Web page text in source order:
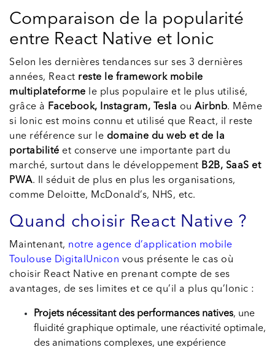
Comparaison de la popularité
entre React Native et Ionic
Selon les dernières tendances sur ses 3 dernières
années, React reste le framework mobile
multiplateforme le plus populaire et le plus utilisé,
grâce à Facebook, Instagram, Tesla ou Airbnb. Même
si Ionic est moins connu et utilisé que React, il reste
une référence sur le domaine du web et de la
portabilité et conserve une importante part du
marché, surtout dans le développement B2B, SaaS et
PWA. Il séduit de plus en plus les organisations,
comme Deloitte, McDonald’s, NHS, etc.
Quand choisir React Native ?
Maintenant, notre agence d’application mobile
Toulouse DigitalUnicon vous présente le cas où
choisir React Native en prenant compte de ses
avantages, de ses limites et ce qu’il a plus qu’Ionic :
Projets nécessitant des performances natives, une
fluidité graphique optimale, une réactivité optimale,
des animations complexes, une expérience